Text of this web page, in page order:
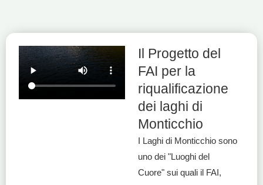
Il Progetto del
FAI per la
riqualificazione
dei laghi di
Monticchio
I Laghi di Monticchio sono
uno dei "Luoghi del
Cuore" sui quali il FAI,